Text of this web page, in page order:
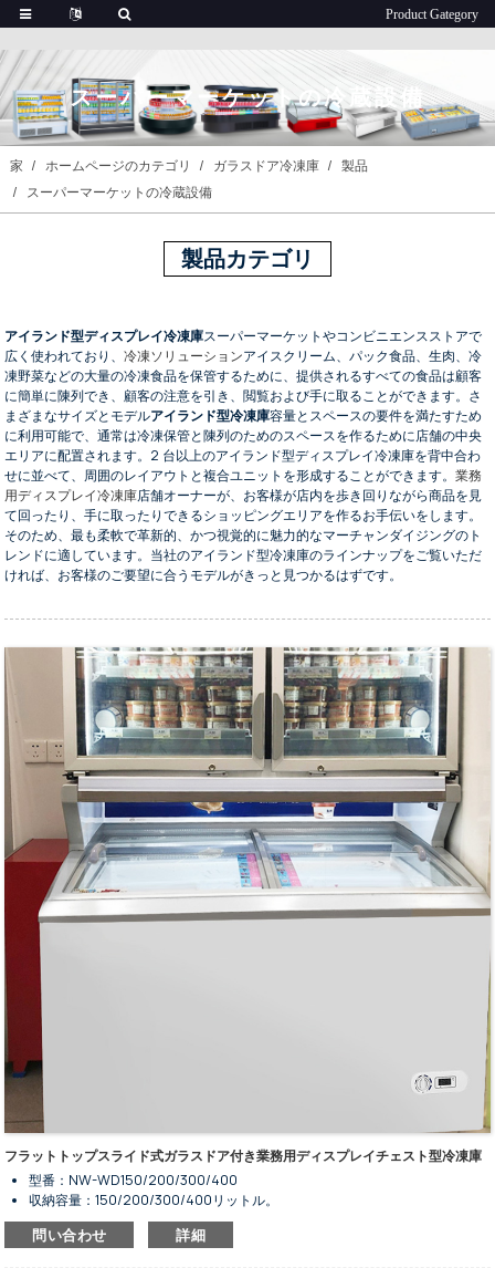
スーパーマーケットの冷蔵設備
家 ホームページのカテゴリ ガラスドア冷凍庫
製品
スーパーマーケットの冷蔵設備
製品カテゴリ
アイランド型ディスプレイ冷凍庫スーパーマーケットやコンビニエンスストアで
広く使われており、冷凍ソリューションアイスクリーム、パック食品、生肉、冷
凍野菜などの大量の冷凍食品を保管するために、提供されるすべての食品は顧客
に簡単に陳列でき、顧客の注意を引き、閲覧および手に取ることができます。さ
まざまなサイズとモデルアイランド型冷凍庫容量とスペースの要件を満たすため
に利用可能で、通常は冷凍保管と陳列のためのスペースを作るために店舗の中央
エリアに配置されます。2 台以上のアイランド型ディスプレイ冷凍庫を背中合わ
せに並べて、周囲のレイアウトと複合ユニットを形成することができます。業務
用ディスプレイ冷凍庫店舗オーナーが、お客様が店内を歩き回りながら商品を見
て回ったり、手に取ったりできるショッピングエリアを作るお手伝いをします。
そのため、最も柔軟で革新的、かつ視覚的に魅力的なマーチャンダイジングのト
レンドに適しています。当社のアイランド型冷凍庫のラインナップをご覧いただ
ければ、お客様のご要望に合うモデルがきっと見つかるはずです。
フラットトップスライド式ガラスドア付き業務用ディスプレイチェスト型冷凍庫
型番：NW-WD150/200/300/400
収納容量：150/200/300/400リットル。
サイズは4種類からお選びいただけます。
食品を冷凍保存したり、陳列したりするために使用します。
問い合わせ 詳細